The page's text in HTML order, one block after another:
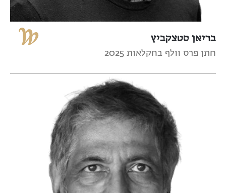
בריאן סטצקביץ
חתן פרס וולף בחקלאות 2025